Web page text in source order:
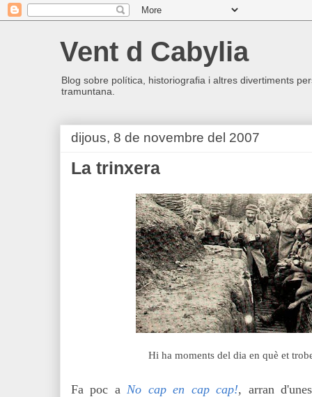
Vent d Cabylia
Blog sobre política, historiografia i altres divertiments
tramuntana.
dijous, 8 de novembre del 2007
La trinxera
Hi ha moments del dia en què et
Fa poc aNo cap en cap cap!, arran